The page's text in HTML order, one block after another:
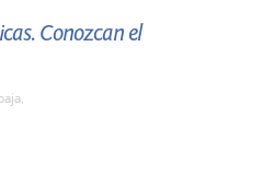
Conozcan el